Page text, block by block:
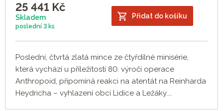
25 441 Kč
Skladem
poslední 3 ks
Přidat do košíku
Poslední, čtvrtá zlatá mince ze čtyřdílné minisérie,
která vychází u příležitosti 80. výročí operace
Anthropoid, připomíná reakci na atentát na Reinharda
Heydricha – vyhlazení obcí Lidice a Ležáky....